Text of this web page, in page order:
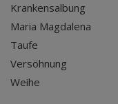
Krankensalbung
Maria Magdalena
Taufe
Versöhnung
Weihe